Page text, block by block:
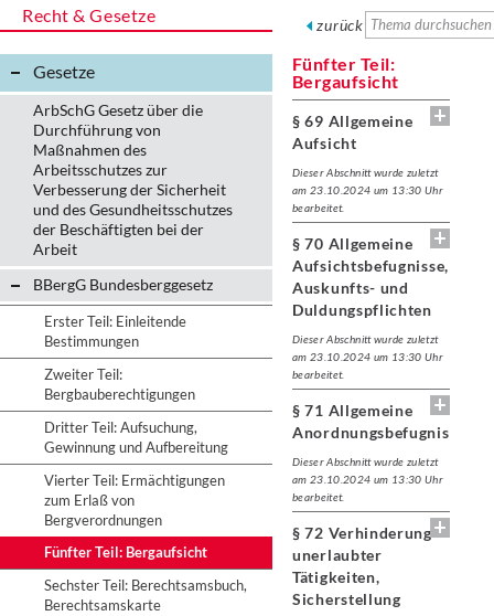
Recht & Gesetze
Gesetze
ArbSchG Gesetz über die
Durchführung von
Maßnahmen des
Arbeitsschutzes zur
Verbesserung der Sicherheit
und des Gesundheitsschutzes
der Beschäftigten bei der
Arbeit
BBergG Bundesberggesetz
Erster Teil: Einleitende
Bestimmungen
Zweiter Teil:
Bergbauberechtigungen
Dritter Teil: Aufsuchung,
Gewinnung und Aufbereitung
Vierter Teil: Ermächtigungen
zum Erlaß von
Bergverordnungen
Fünfter Teil: Bergaufsicht
Sechster Teil: Berechtsamsbuch,
Berechtsamskarte
zurück
Fünfter Teil:
Bergaufsicht
§ 69 Allgemeine
Aufsicht
Dieser Abschnitt wurde zuletzt
am 23.10.2024 um 13:30 Uhr
bearbeitet.
§ 70 Allgemeine
Aufsichtsbefugnisse,
Auskunfts- und
Duldungspflichten
Dieser Abschnitt wurde zuletzt
am 23.10.2024 um 13:30 Uhr
bearbeitet.
§ 71 Allgemeine
Anordnungsbefugnis
Dieser Abschnitt wurde zuletzt
am 23.10.2024 um 13:30 Uhr
bearbeitet.
§ 72 Verhinderung
unerlaubter
Tätigkeiten,
Sicherstellung